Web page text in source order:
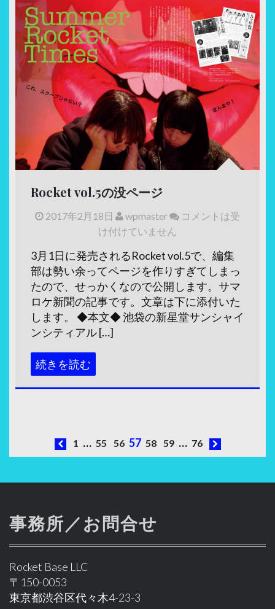
Rocket vol.5の没ページ
2017年2月18日 wpmaster
コメントは受
け付けていません
3月1日に発売されるRocket vol.5で、編集
部は勢い余ってページを作りすぎてしまっ
たので、せっかくなので公開します。サマ
ロケ新聞の記事です。文章は下に添付いた
します。 ◆本文◆ 池袋の新星堂サンシャイ
ンシティアル […]
続きを読む
稿
ナ
ゲ
ー
シ
ョ
1 … 55 56 57 58 59 … 76
事務所／お問合せ
Rocket Base LLC
〒150-0053
東京都渋谷区代々木4-23-3